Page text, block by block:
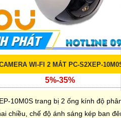
WI-FI 2 MẮT PC-S2XEP-
5%-35%
10M0S trang bị 2 ống kính độ
chiều, chế độ ánh sáng kép ban